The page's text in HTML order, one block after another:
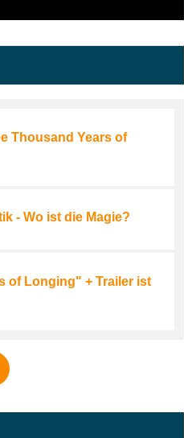
Thousand Years of
- Wo ist die Magie?
of Longing" + Trailer ist